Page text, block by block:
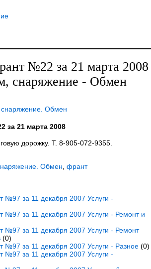
№22 за 21 марта 2008
снаряжение - Обмен
снаряжение. Обмен
за 21 марта 2008
дорожку. Т. 8-905-072-9355.
Обмен франт
№97 за 11 декабря 2007 Услуги -
№97 за 11 декабря 2007 Услуги - Ремонт и
№97 за 11 декабря 2007 Услуги - Ремонт
(0)
№97 за 11 декабря 2007 Услуги - Разное(0)
№97 за 11 декабря 2007 Услуги -